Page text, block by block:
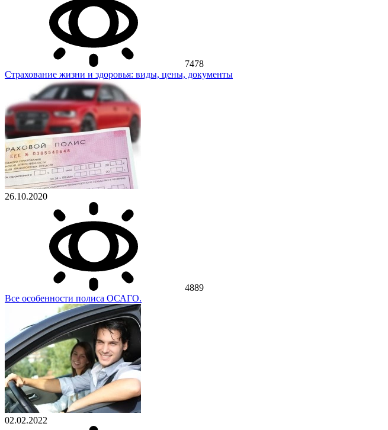
7478
Страхование жизни и здоровья: виды, цены, документы
26.10.2020
4889
Все особенности полиса ОСАГО.
02.02.2022